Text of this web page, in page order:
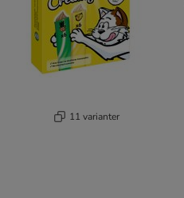
11 varianter